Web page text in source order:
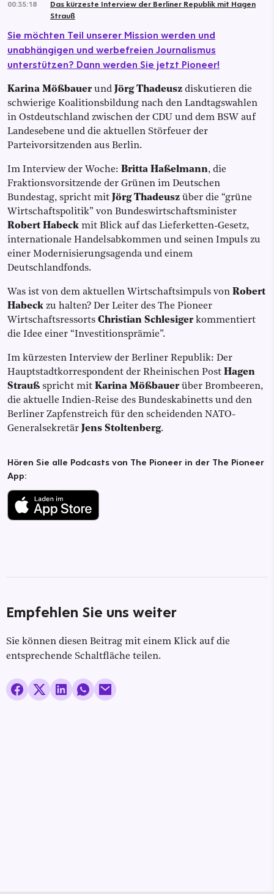
00:35:18
Das kürzeste Interview der Berliner Republik mit Hagen
Strauß
Sie möchten Teil unserer Mission werden und
unabhängigen und werbefreien Journalismus
unterstützen? Dann werden Sie jetzt Pioneer!
Karina Mößbauerund Jörg Thadeusz diskutieren die
schwierige Koalitionsbildung nach den Landtagswahlen
in Ostdeutschland zwischen der CDU und dem BSW auf
Landesebene und die aktuellen Störfeuer der
Parteivorsitzenden aus Berlin.
Im Interview der Woche: Britta Haßelmann, die
Fraktionsvorsitzende der Grünen im Deutschen
Bundestag, spricht mit Jörg Thadeusz über die “grüne
Wirtschaftspolitik” von Bundeswirtschaftsminister
Robert Habeck mit Blick auf das Lieferketten-Gesetz,
internationale Handelsabkommen und seinen Impuls zu
einer Modernisierungsagenda und einem
Deutschlandfonds.
Was ist von dem aktuellen Wirtschaftsimpuls von Robert
Habeck zu halten? Der Leiter des The Pioneer
Wirtschaftsressorts Christian Schlesigerkommentiert
die Idee einer “Investitionsprämie”.
Im kürzesten Interview der Berliner Republik: Der
Hauptstadtkorrespondent der Rheinischen Post Hagen
Strauß spricht mit Karina Mößbauerüber Brombeeren,
die aktuelle Indien-Reise des Bundeskabinetts und den
Berliner Zapfenstreich für den scheidenden NATO-
Generalsekretär Jens Stoltenberg.
Hören Sie alle Podcasts von The Pioneer in der The Pioneer
App:
Empfehlen Sie uns weiter
Sie können diesen Beitrag mit einem Klick auf die
entsprechende Schaltfläche teilen.